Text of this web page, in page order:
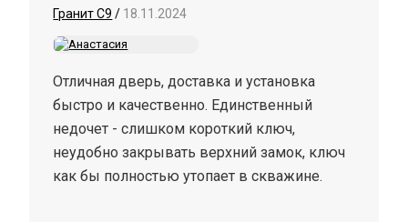
Гранит С9 / 18.11.2024
Отличная дверь, доставка и установка
быстро и качественно. Единственный
недочет - слишком короткий ключ,
неудобно закрывать верхний замок, ключ
как бы полностью утопает в скважине.